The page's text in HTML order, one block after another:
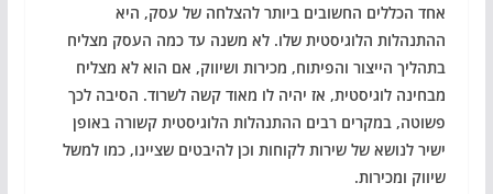
אחד הכללים החשובים ביותר להצלחה של עסק, היא
ההתנהלות הלוגיסטית שלו. לא משנה עד כמה העסק מצליח
בתהליך הייצור והפיתוח, מכירות ושיווק, אם הוא לא מצליח
מבחינה לוגיסטית, אז יהיה לו מאוד קשה לשרוד. הסיבה לכך
פשוטה, במקרים רבים ההתנהלות הלוגיסטית קשורה באופן
ישיר לנושא של שירות לקוחות וכן להיבטים שציינו, כמו למשל
שיווק ומכירות.